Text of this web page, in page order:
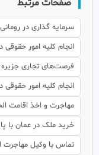
صفحات مرتبط
سرمایه گذاری در
انجام کلیه امور
فرصت‌های تجاری جزیره
انجام کلیه امور حقوقی
مهاجرت و اخذ اقامت
خرید ملک در عمان با
تماس با وکیل مهاجرت